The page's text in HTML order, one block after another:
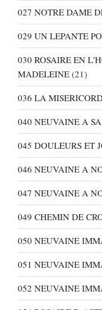
027 NOTRE DAME
029 UN LEPANTE
030 ROSAIRE EN
MADELEINE (21)
036 LA
040 NEUVAINE A
045 DOULEURS ET
046 NEUVAINE A
047 NEUVAINE A
049 CHEMIN DE
050 NEUVAINE
051 NEUVAINE
052 NEUVAINE